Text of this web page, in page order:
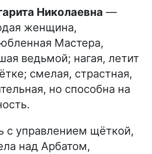
Николаевна —
женщина,
Мастера,
ведьмой; нагая, летит
смелая, страстная,
но способна на
с управлением щёткой,
над Арбатом,